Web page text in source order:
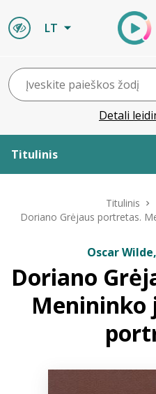
LT
Detali
Titulinis
ELVIS atvyksta
Naujienos
Titulinis
Doriano Grėjaus portretas.
Oscar
Doriano
Menininko